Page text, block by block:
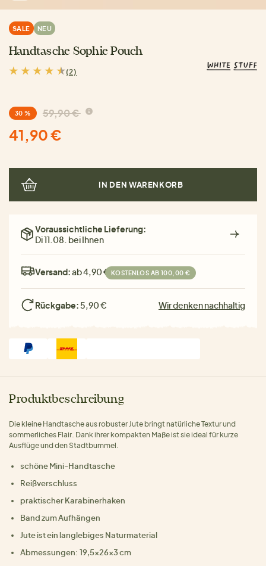
SALE NEU
Handtasche Sophie Pouch
(2)
30 % 59,90 €
41,90 €
IN DEN WARENKORB
Voraussichtliche Lieferung:
Di 11.08. bei Ihnen
Versand:ab 4,90 € KOSTENLOS AB 100,00 €
Rückgabe: 5,90 € Wir denken nachhaltig
Produktbeschreibung
Die kleine Handtasche aus robuster Jute bringt natürliche Textur und
sommerliches Flair. Dank ihrer kompakten Maße ist sie ideal für kurze
Ausflüge und den Stadtbummel.
schöne Mini-Handtasche
Reißverschluss
praktischer Karabinerhaken
Band zum Aufhängen
Jute ist ein langlebiges Naturmaterial
Abmessungen: 19,5x26x3 cm